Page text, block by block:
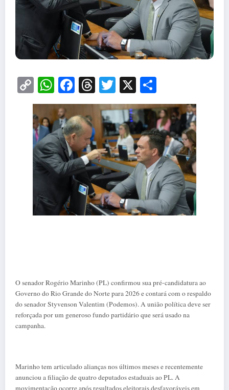
Copy
Link
WhatsApp
Facebook
Threads
Twitter
X
O senador Rogério Marinho (PL) confirmou sua pré-candidatura ao
Governo do Rio Grande do Norte para 2026 e contará com o respaldo
do senador Styvenson Valentim (Podemos). A união política deve ser
reforçada por um generoso fundo partidário que será usado na
campanha.
Marinho tem articulado alianças nos últimos meses e recentemente
anunciou a filiação de quatro deputados estaduais ao PL. A
movimentação ocorre após resultados eleitorais desfavoráveis em